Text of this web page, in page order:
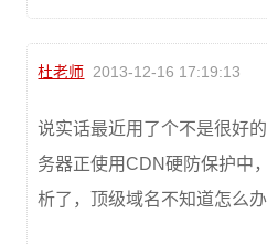
杜老师 2013-12-16 17:19:13
说实话最近用了个不是很好
务器正使用CDN硬防保护中
析了，顶级域名不知道怎么